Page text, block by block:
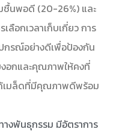
ชื้นพอดี (20-26%) และ
ลือกเวลาเก็บเกี่ยว การ
กรณ์อย่างดีเพื่อป้องกัน
อกและคุณภาพให้คงที่
เมล็ดที่มีคุณภาพดีพร้อม
งพันธุกรรม มีอัตราการ